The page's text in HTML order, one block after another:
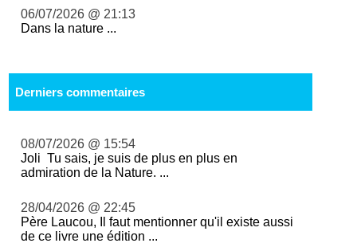
06/07/2026 @ 21:13
Dans la nature ...
Derniers commentaires
08/07/2026 @ 15:54
Joli Tu sais, je suis de plus en plus en
admiration de la Nature. ...
28/04/2026 @ 22:45
Père Laucou, Il faut mentionner qu'il existe aussi
de ce livre une édition ...